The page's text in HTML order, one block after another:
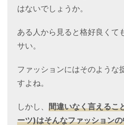
はないでしょうか。
ある人から見ると格好良くて
サい。
ファッションにはそのような
すよね。
しかし、 間違いなく言えるこ
ーツ)はそんなファッション